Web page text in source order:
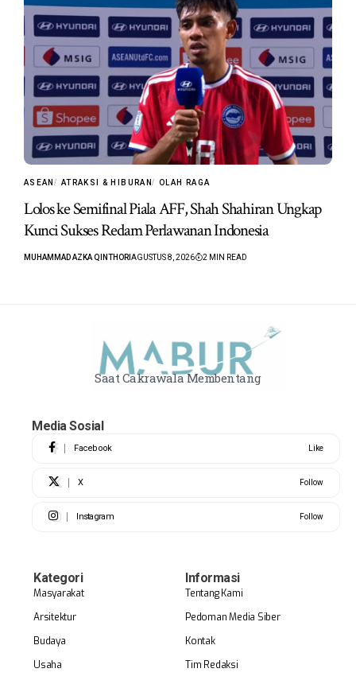
ASEAN ATRAKSI & HIBURAN OLAH RAGA
Lolos ke Semifinal Piala AFF, Shah Shahiran Ungkap
Kunci Sukses Redam Perlawanan Indonesia
MUHAMMAD AZKA QINTHORI AGUSTUS 8, 2026 2 MIN READ
Saat Cakrawala Membentang
Media Sosial
Facebook Like
X Follow
Instagram Follow
Kategori
Masyarakat
Arsitektur
Budaya
Usaha
Informasi
Tentang Kami
Pedoman Media Siber
Kontak
Tim Redaksi